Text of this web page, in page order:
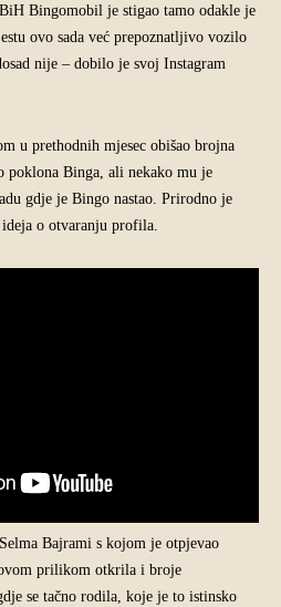
Bingomobil je stigao tamo odakle je
ovo sada već prepoznatljivo vozilo
nije – dobilo je svoj Instagram
u prethodnih mjesec obišao brojna
poklona Binga, ali nekako mu je
gdje je Bingo nastao. Prirodno je
o otvaranju profila.
Bajrami s kojom je otpjevao
prilikom otkrila i broje
se tačno rodila, koje je to istinsko